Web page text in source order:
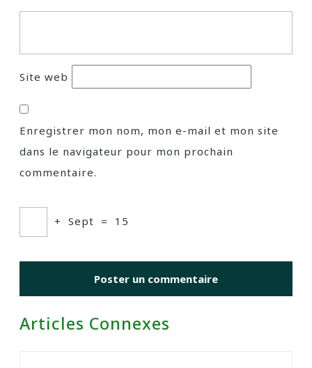
Site web
Enregistrer mon nom, mon e-mail et mon site
dans le navigateur pour mon prochain
commentaire.
+ Sept = 15
Articles Connexes